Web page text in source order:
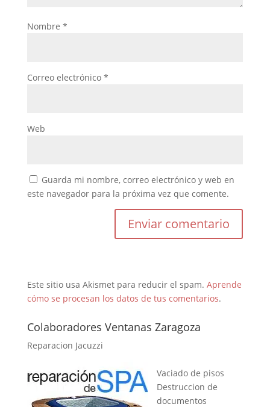
Nombre *
Correo electrónico *
Web
Guarda mi nombre, correo electrónico y web en
este navegador para la próxima vez que comente.
Este sitio usa Akismet para reducir el spam. Aprende
cómo se procesan los datos de tus comentarios.
Colaboradores Ventanas Zaragoza
Reparacion Jacuzzi
Vaciado de pisos
Destruccion de
documentos